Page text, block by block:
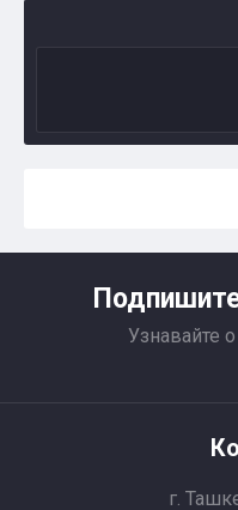
Узнавайте
г.